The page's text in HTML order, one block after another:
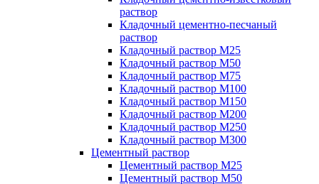
раствор
Кладочный цементно-песчаный
раствор
Кладочный раствор М25
Кладочный раствор М50
Кладочный раствор М75
Кладочный раствор М100
Кладочный раствор М150
Кладочный раствор М200
Кладочный раствор М250
Кладочный раствор М300
Цементный раствор
Цементный раствор М25
Цементный раствор М50